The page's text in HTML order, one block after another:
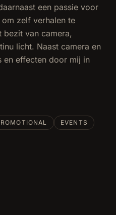
een passie voor
zelf verhalen te
bezit van camera,
licht. Naast camera en
en effecten door mij in
EVENTS